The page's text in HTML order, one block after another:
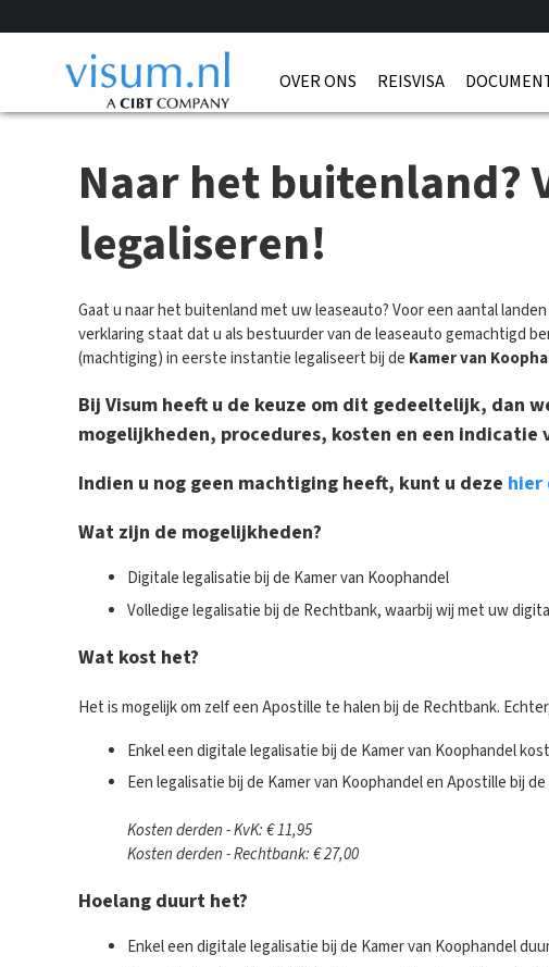
OVER ONS REISVISA
Naar het buitenland?
legaliseren!
Gaat u naar het buitenland met uw leaseauto? Voor een aantal
verklaring staat dat u als bestuurder van de leaseauto gemachtigd
(machtiging) in eerste instantie legaliseert bij de Kamer van
Bij Visum heeft u de keuze om dit gedeeltelijk, dan
mogelijkheden, procedures, kosten en een indicatie
Indien u nog geen machtiging heeft, kunt u deze hier
Wat zijn de mogelijkheden?
Digitale legalisatie bij de Kamer van Koophandel
Volledige legalisatie bij de Rechtbank, waarbij wij met uw
Wat kost het?
Het is mogelijk om zelf een Apostille te halen bij de Rechtbank.
Enkel een digitale legalisatie bij de Kamer van Koophandel kost
Een legalisatie bij de Kamer van Koophandel en Apostille bij
Kosten derden - KvK:€ 11,95
Kosten derden -Rechtbank: € 27,00
Hoelang duurt het?
Enkel een digitale legalisatie bij de Kamer van Koophandel